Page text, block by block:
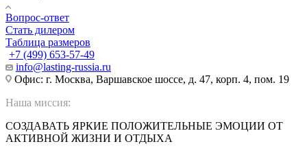
Вопрос-ответ
Стать дилером
Таблица размеров
+7 (499) 653-57-49
info@lasting-russia.ru
Офис: г. Москва, Варшавское шоссе, д. 47, корп. 4, пом. 19
Наша миссия:
СОЗДАВАТЬ ЯРКИЕ ПОЛОЖИТЕЛЬНЫЕ ЭМОЦИИ ОТ
АКТИВНОЙ ЖИЗНИ И ОТДЫХА